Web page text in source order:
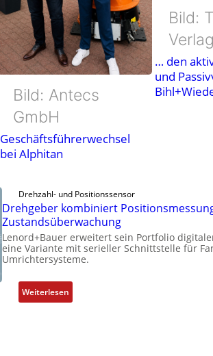
Bild: Antecs
GmbH
Geschäftsführerwechsel
bei Alphitan
Bild:
… den
und
Drehzahl- und Positionssensor
Drehgeber kombiniert
Zustandsüberwachung
Lenord+Bauer erweitert sein Portfolio
eine Variante mit serieller Schnittstelle für
Umrichtersysteme.
Weiterlesen:
D